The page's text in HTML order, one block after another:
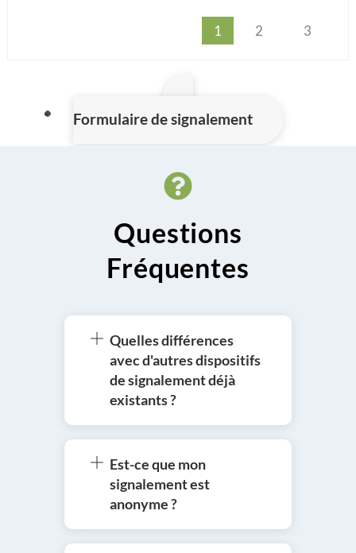
1 2 3
Formulaire de signalement
Icon
Questions
Fréquentes
Quelles différences
avec d'autres dispositifs
de signalement déjà
existants ?
Est-ce que mon
signalement est
anonyme ?